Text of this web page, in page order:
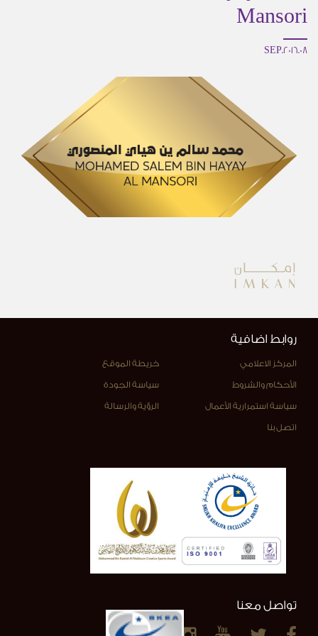
Mansori
08.SEP.2016
روابط اضافية
المركز الاعلامي خريطة الموقع
الأحكام والشروط سياسة الجودة
سياسة استمرارية الأعمال الرؤية والرسالة
اتصل بنا
تواصل معنا